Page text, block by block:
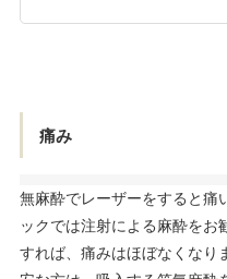
痛み
無麻酔でレーザーをすると痛
ックでは注射による麻酔をお
すれば、痛みはほぼなくなり